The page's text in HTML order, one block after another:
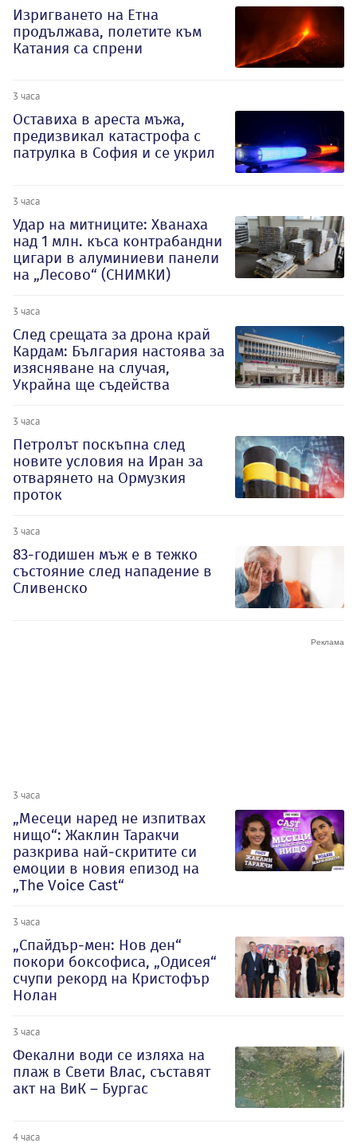
Изригването на Етна
продължава, полетите към
Катания са спрени
3 часа
Оставиха в ареста мъжа,
предизвикал катастрофа с
патрулка в София и се укрил
3 часа
Удар на митниците: Хванаха
над 1 млн. къса контрабандни
цигари в алуминиеви панели
на „Лесово“ (СНИМКИ)
3 часа
След срещата за дрона край
Кардам: България настоява за
изясняване на случая,
Украйна ще съдейства
3 часа
Петролът поскъпна след
новите условия на Иран за
отварянето на Ормузкия
проток
3 часа
83-годишен мъж е в тежко
състояние след нападение в
Сливенско
3 часа
„Месеци наред не изпитвах
нищо“: Жаклин Таракчи
разкрива най-скритите си
емоции в новия епизод на
„The Voice Cast“
3 часа
„Спайдър-мен: Нов ден“
покори боксофиса, „Одисея“
счупи рекорд на Кристофър
Нолан
3 часа
Фекални води се изляха на
плаж в Свети Влас, съставят
акт на ВиК – Бургас
4 часа